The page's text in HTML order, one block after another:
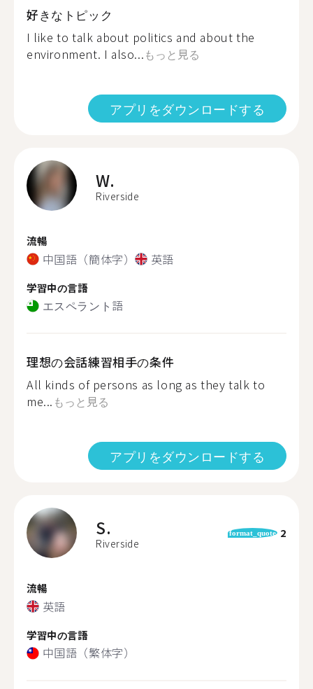
好きなトピック
I like to talk about politics and about the
environment. I also...もっと見る
アプリをダウンロードする
W.
Riverside
流暢
中国語（簡体字） 英語
学習中の言語
エスペラント語
理想の会話練習相手の条件
All kinds of persons as long as they talk to
me... もっと見る
アプリをダウンロードする
S.
Riverside
format_quote 2
流暢
英語
学習中の言語
中国語（繁体字）